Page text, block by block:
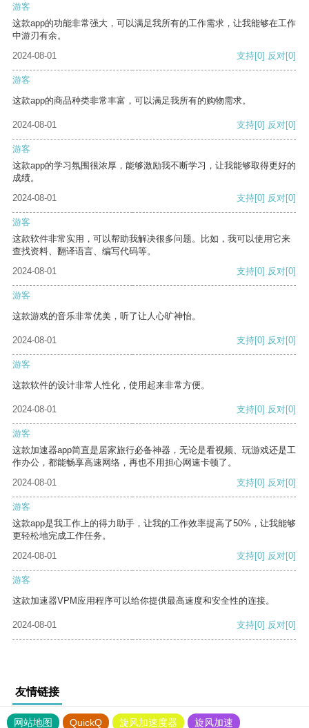
游客
这款app的功能非常强大，可以满足我所有的工作需求，让我能够在工作
中游刃有余。
2024-08-01
支持[0] 反对[0]
游客
这款app的商品种类非常丰富，可以满足我所有的购物需求。
2024-08-01 支持[0] 反对[0]
游客
这款app的学习氛围很浓厚，能够激励我不断学习，让我能够取得更好的
成绩。
2024-08-01
支持[0] 反对[0]
游客
这款软件非常实用，可以帮助我解决很多问题。比如，我可以使用它来
查找资料、翻译语言、编写代码等。
2024-08-01
支持[0] 反对[0]
游客
这款游戏的音乐非常优美，听了让人心旷神怡。
2024-08-01 支持[0] 反对[0]
游客
这款软件的设计非常人性化，使用起来非常方便。
2024-08-01 支持[0] 反对[0]
游客
这款加速器app简直是居家旅行必备神器，无论是看视频、玩游戏还是工
作办公，都能畅享高速网络，再也不用担心网速卡顿了。
2024-08-01
支持[0] 反对[0]
游客
这款app是我工作上的得力助手，让我的工作效率提高了50%，让我能够
更轻松地完成工作任务。
2024-08-01
支持[0] 反对[0]
游客
这款加速器VPM应用程序可以给你提供最高速度和安全性的连接。
2024-08-01 支持[0] 反对[0]
友情链接
网站地图 QuickQ 旋风加速度器
旋风加速